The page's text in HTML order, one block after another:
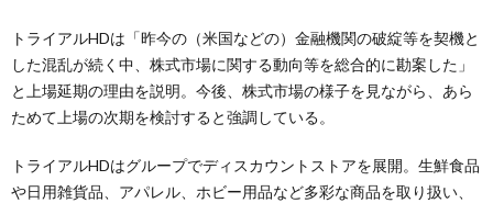
トライアルHDは「昨今の（米国などの）金融機関の破綻等を契機と
した混乱が続く中、株式市場に関する動向等を総合的に勘案した」
と上場延期の理由を説明。今後、株式市場の様子を見ながら、あら
ためて上場の次期を検討すると強調している。
トライアルHDはグループでディスカウントストアを展開。生鮮食品
や日用雑貨品、アパレル、ホビー用品など多彩な商品を取り扱い、